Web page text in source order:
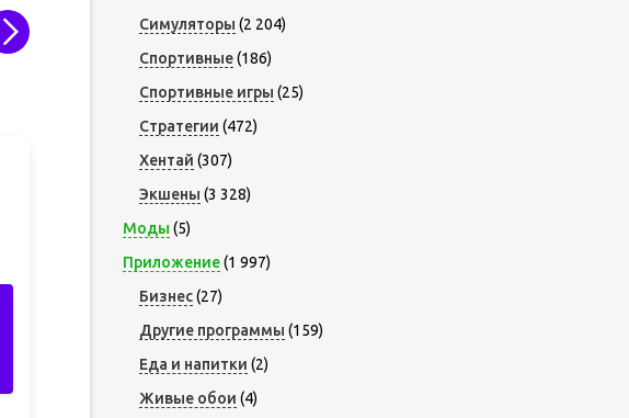
Симуляторы (2 204)
Спортивные(186)
Спортивные игры (25)
Стратегии (472)
Хентай (307)
Экшены (3 328)
Моды (5)
Приложение(1 997)
Бизнес(27)
Другие программы (159)
Еда и напитки (2)
Живые обои (4)